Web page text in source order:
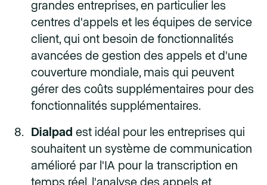
grandes entreprises, en particulier les
centres d'appels et les équipes de service
client, qui ont besoin de fonctionnalités
avancées de gestion des appels et d'une
couverture mondiale, mais qui peuvent
gérer des coûts supplémentaires pour des
fonctionnalités supplémentaires.
Dialpad est idéal pour les entreprises qui
souhaitent un système de communication
amélioré par l'IA pour la transcription en